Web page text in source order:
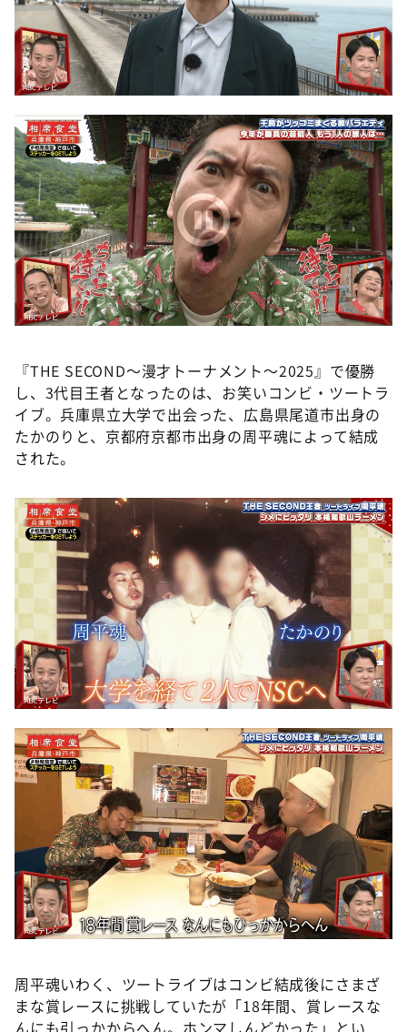
『THE SECOND～漫才トーナメント～2025』で優勝
し、3代目王者となったのは、お笑いコンビ・ツートラ
イブ。兵庫県立大学で出会った、広島県尾道市出身の
たかのりと、京都府京都市出身の周平魂によって結成
された。
周平魂いわく、ツートライブはコンビ結成後にさまざ
まな賞レースに挑戦していたが「18年間、賞レースな
んにも引っかからへん。ホンマしんどかった」とい